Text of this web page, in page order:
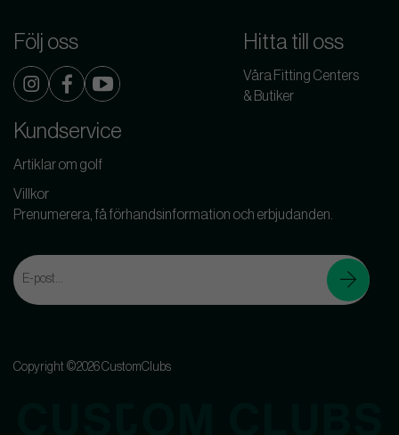
Följ oss Hitta till oss
Våra Fitting Centers
& Butiker
Kundservice
Artiklar om golf
Villkor
Prenumerera, få förhandsinformation och erbjudanden.
Copyright ©2026 CustomClubs